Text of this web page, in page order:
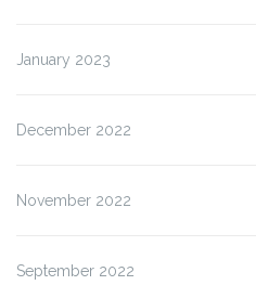
January 2023
December 2022
November 2022
September 2022